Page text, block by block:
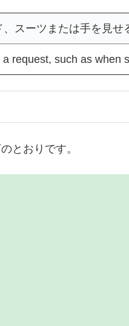
、スーツまたは手を見せ
a request, such as when
とおりです。